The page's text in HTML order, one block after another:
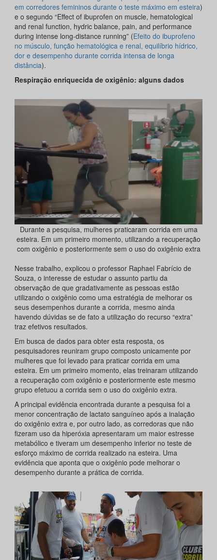
em corredores femininos durante o teste máximo em esteira)
e o segundo “Effect of ibuprofen on muscle, hematological
and renal function, hydric balance, pain, and performance
during intense long-distance running” (Efeito do ibuprofeno
no músculo, função hematológica e renal, equilíbrio hídrico,
dor e desempenho durante corrida intensa de longa
distância).
Respiração enriquecida de oxigênio: alguns dados
Durante a pesquisa, mulheres praticaram corrida em uma
esteira. Em um primeiro momento, utilizando a recuperação
com oxigênio e posteriormente sem o uso do oxigênio extra
Nesse trabalho, explicou o professor Raphael Fabrício de
Souza, o interesse de estudar o assunto partiu da
observação de que gradativamente as pessoas estão
utilizando o oxigênio como uma estratégia de melhorar os
seus desempenhos durante a corrida, mesmo ainda
havendo dúvidas se de fato a utilização do recurso “extra”
traz efetivos resultados.
Em busca de dados para obter esta resposta, os
pesquisadores reuniram grupo composto unicamente por
mulheres que foi levado para praticar corrida em uma
esteira. Em um primeiro momento, elas treinaram utilizando
a recuperação com oxigênio e posteriormente este mesmo
grupo efetuou a corrida sem o uso do oxigênio extra.
A principal evidência encontrada durante a pesquisa foi a
menor concentração de lactato sanguíneo após a inalação
do oxigênio extra e, por outro lado, as corredoras que não
fizeram uso da hiperóxia apresentaram um maior estresse
metabólico e tiveram um desempenho inferior no teste de
esforço máximo de corrida realizado na esteira. Uma
evidência que aponta que o oxigênio pode melhorar o
desempenho durante a prática de corrida.